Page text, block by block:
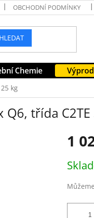
OBCHODNÍ PODMÍNKY
HLEDAT
Chemie
kg
třída C2TE
1
cena: